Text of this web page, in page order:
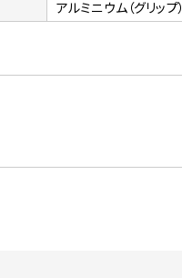
アルミニウム（グリップ）